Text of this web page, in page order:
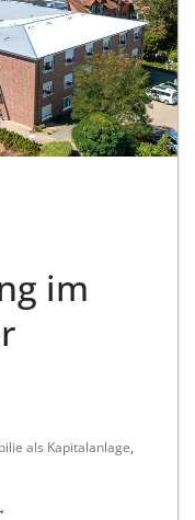
im
als Kapitalanlage,